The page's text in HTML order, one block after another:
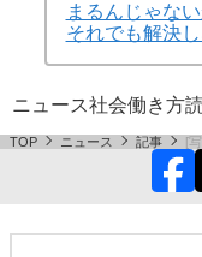
まるんじゃな
それでも解決
ニュース社会働き方
TOP ニュース 記事 [